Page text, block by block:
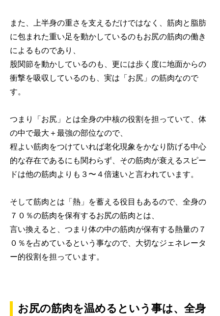
また、上半身の重さを支えるだけではなく、筋肉と脂肪
に包まれた重い足を動かしているのもお尻の筋肉の働き
によるものであり、
股関節を動かしているのも、更には歩く度に地面からの
衝撃を吸収しているのも、実は「お尻」の筋肉なので
す。
つまり「お尻」とは全身の中核の役割を担っていて、体
の中で最大＋最強の部位なので、
程よい筋肉をつけていれば老化現象をかなり防げる中心
的な存在であるにも関わらず、その筋肉が衰えるスピー
ドは他の筋肉よりも３〜４倍速いと言われています。
そして筋肉とは「熱」を蓄える役目もあるので、全身の
７０％の筋肉を保有するお尻の筋肉とは、
言い換えると、つまり体の中の筋肉が保有する熱量の７
０％を占めているという事なので、大切なジェネレータ
ー的役割を担っています。
お尻の筋肉を温めるという事は、全身